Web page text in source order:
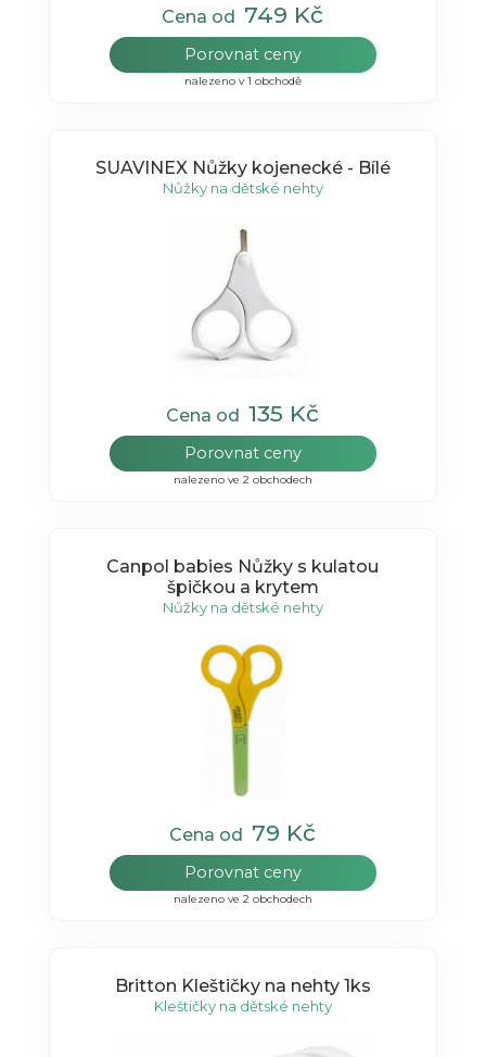
Cena od 749 Kč
Porovnat ceny
nalezeno v 1 obchodě
SUAVINEX Nůžky kojenecké - Bílé
Nůžky na dětské nehty
Cena od 135 Kč
Porovnat ceny
nalezeno ve 2 obchodech
Canpol babies Nůžky s kulatou
špičkou a krytem
Nůžky na dětské nehty
Cena od 79 Kč
Porovnat ceny
nalezeno ve 2 obchodech
Britton Kleštičky na nehty 1ks
Kleštičky na dětské nehty